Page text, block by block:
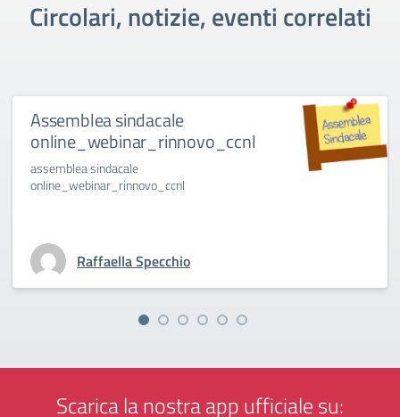
Circolari, notizie, eventi correlati
Assemblea sindacale
online_webinar_rinnovo_ccnl
assemblea sindacale
online_webinar_rinnovo_ccnl
Raffaella Specchio
Scarica la nostra app ufficiale su: